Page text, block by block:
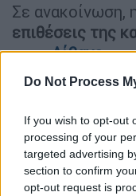
Do Not Process
If you wish to opt-out
processing of your
targeted advertising
section to confirm
opt-out request is
Σε ανακοίνωση,
επιθέσεις της
στονΛίβανοκαι
απάντηση
στις
της εκεχειρίας
πρώτη ημέρα
προσωρινής
ΔΙΑΒΑΣΤΕ